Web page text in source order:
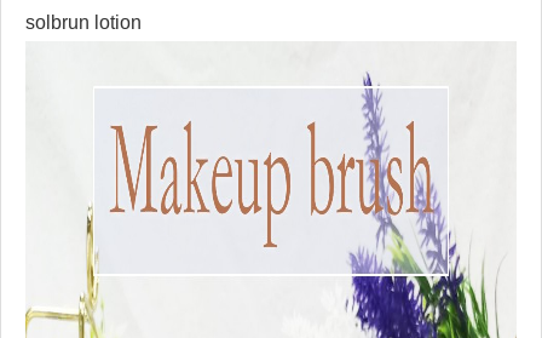
solbrun lotion